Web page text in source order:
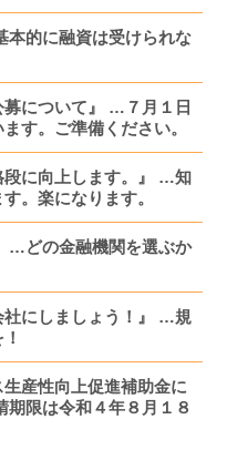
本的に融資は受けられな
募について』 …７月１日
す。ご準備ください。
段に向上します。』 …知
。楽になります。
…どの金融機関を選ぶか
社にしましょう！』 …規
生産性向上促進補助金に
限は令和４年８月１８